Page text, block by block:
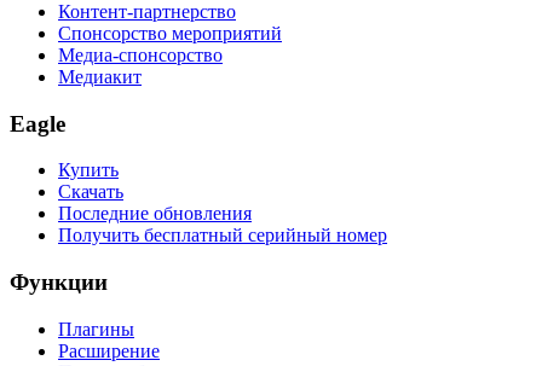
Контент-партнерство
Спонсорство мероприятий
Медиа-спонсорство
Медиакит
Eagle
Купить
Скачать
Последние обновления
Получить бесплатный серийный номер
Функции
Плагины
Расширение